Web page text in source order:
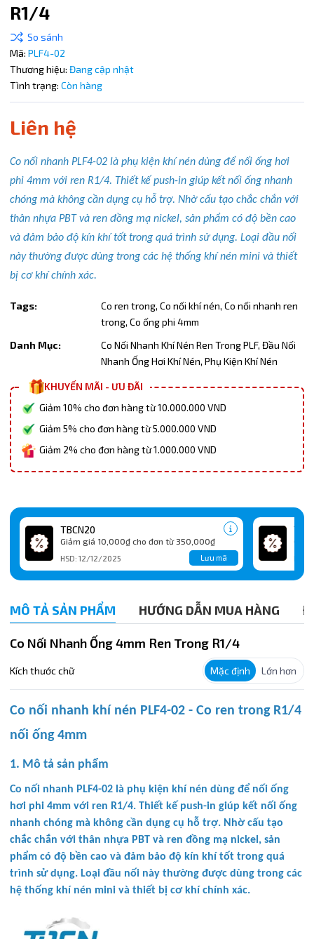
R1/4
Mã: PLF4-02
Thương hiệu: Đang cập nhật
Tình trạng: Còn hàng
Liên hệ
Co nối nhanh PLF4-02 là phụ kiện khí nén dùng để nối ống hơi
phi 4mm với ren R1/4. Thiết kế push-in giúp kết nối ống nhanh
chóng mà không cần dụng cụ hỗ trợ. Nhờ cấu tạo chắc chắn với
thân nhựa PBT và ren đồng mạ nickel, sản phẩm có độ bền cao
và đảm bảo độ kín khí tốt trong quá trình sử dụng. Loại đầu nối
này thường được dùng trong các hệ thống khí nén mini và thiết
bị cơ khí chính xác.
Tags: Co ren trong, Co nối khí nén, Co nối nhanh ren
trong, Co ống phi 4mm
Danh Mục:
Co Nối Nhanh Khí Nén Ren Trong PLF, Đầu Nối
Nhanh Ống Hơi Khí Nén, Phụ Kiện Khí Nén
KHUYẾN MÃI - ƯU ĐÃI
Giảm 10% cho đơn hàng từ 10.000.000 VND
Giảm 5% cho đơn hàng từ 5.000.000 VND
Giảm 2% cho đơn hàng từ 1.000.000 VND
TBCN20
Giảm giá 10,000₫ cho đơn từ 350,000₫
HSD: 12/12/2025 Lưu mã
Điều kiện:
Copy mã và nhập mã ở trang
MÔ TẢ SẢN PHẨM HƯỚNG DẪN MUA HÀNG
Co Nối Nhanh Ống 4mm Ren Trong R1/4
Kích thước chữ Mặc định Lớn hơn
Co nối nhanh khí nén PLF4-02 - Co ren trong R1/4
nối ống 4mm
1. Mô tả sản phẩm
Co nối nhanh PLF4-02 là phụ kiện khí nén dùng để nối ống
hơi phi 4mm với ren R1/4. Thiết kế push-in giúp kết nối ống
nhanh chóng mà không cần dụng cụ hỗ trợ. Nhờ cấu tạo
chắc chắn với thân nhựa PBT và ren đồng mạ nickel, sản
phẩm có độ bền cao và đảm bảo độ kín khí tốt trong quá
trình sử dụng. Loại đầu nối này thường được dùng trong các
hệ thống khí nén mini và thiết bị cơ khí chính xác.